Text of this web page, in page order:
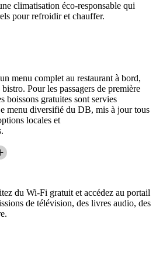
climatisation éco-responsable qui
pour refroidir et chauffer.
menu complet au restaurant à bord,
Pour les passagers de première
boissons gratuites sont servies
menu diversifié du DB, mis à jour tous
locales et
du Wi-Fi gratuit et accédez au portail
de télévision, des livres audio, des